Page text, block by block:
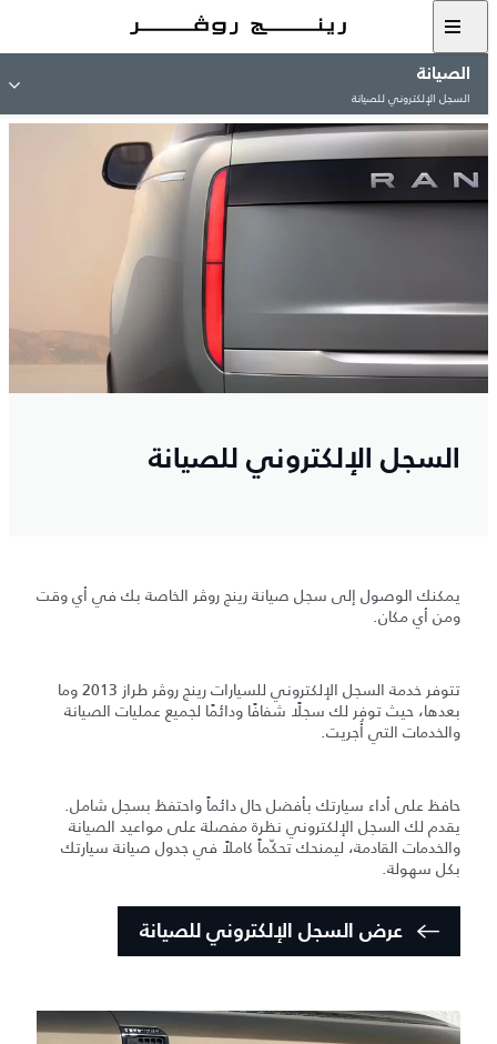
الصيانة
السجل الإلكتروني للصيانة
السجل الإلكتروني للصيانة
يمكنك الوصول إلى سجل صيانة رينج روڤر الخاصة بك في أي وقت
ومن أي مكان.
تتوفر خدمة السجل الإلكتروني للسيارات رينج روڤر طراز 2013 وما
بعدها، حيث توفر لك سجلًا شفافًا ودائمًا لجميع عمليات الصيانة
والخدمات التي أُجريت.
حافظ على أداء سيارتك بأفضل حال دائماً واحتفظ بسجل شامل.
يقدم لك السجل الإلكتروني نظرة مفصلة على مواعيد الصيانة
والخدمات القادمة، ليمنحك تحكّماً كاملاً في جدول صيانة سيارتك
بكل سهولة.
عرض السجل الإلكتروني للصيانة